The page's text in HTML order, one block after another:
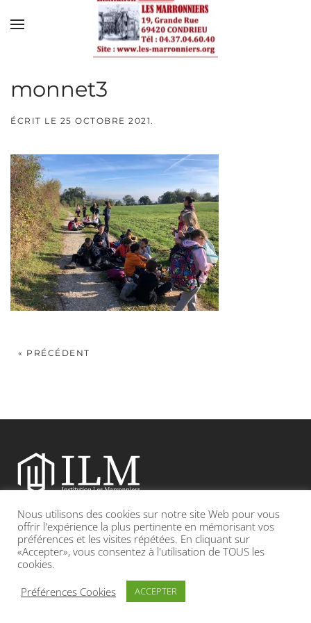
Skip to main content
monnet3
ÉCRIT LE 25 OCTOBRE 2021.
« PRÉCÉDENT
Etablissement catholique sous contrat d’association avec l’Etat
Adresse : 19, Grande rue 69420 CONDRIEU
INFOS LÉGALES POLITIQUE DE CONFIDENTIALITÉ
Nous utilisons des cookies sur notre site Web pour vous
offrir l'expérience la plus pertinente en mémorisant vos
préférences et les visites répétées. En cliquant sur
«Accepter», vous consentez à l'utilisation de TOUS les
cookies.
Préférences Cookies
ACCEPTER